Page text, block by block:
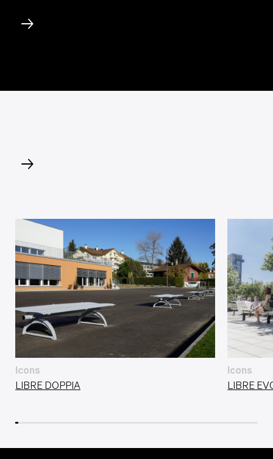
Icons
LIBRE DOPPIA
Icons
LIBRE